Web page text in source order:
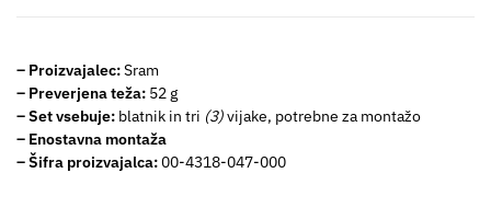
– Proizvajalec:Sram
– Preverjena teža: 52 g
–Set vsebuje: blatnik in tri (3)vijake, potrebne za montažo
– Enostavna montaža
–Šifra proizvajalca:00-4318-047-000